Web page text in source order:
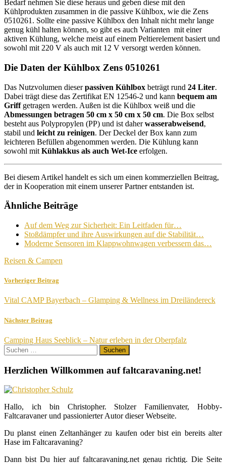
Bedarf nehmen Sie diese heraus und geben diese mit den
Kühlprodukten zusammen in die passive Kühlbox, wie die Zens
0510261. Sollte eine passive Kühlbox den Inhalt nicht mehr lange
genug kühl halten können, so gibt es auch Varianten mit einer
aktiven Kühlung, welche meist auf einem Peltierelement basiert und
sowohl mit 220 V als auch mit 12 V versorgt werden können.
Die Daten der Kühlbox Zens 0510261
Das Nutzvolumen dieserpassiven Kühlbox beträgt rund 24 Liter.
Dabei trägt diese das Zertifikat EN 12546-2 und kann bequem am
Griffgetragen werden. Außen ist die Kühlbox weiß und die
Abmessungen betragen 50 cm x 50 cm x 50 cm. Die Box selbst
besteht aus Polypropylen (PP) und ist daherwasserabweisend,
stabil und leicht zu reinigen. Der Deckel der Box kann zum
leichteren Befüllen abgenommen werden. Die Kühlung kann
sowohl mit Kühlakkus als auch Wet-Ice erfolgen.
Bei diesem Artikel handelt es sich um einen kommerziellen Beitrag,
der in Kooperation mit einem unserer Partner entstanden ist.
Ähnliche Beiträge
Auf dem Weg zur Sicherheit: Ein Leitfaden für…
Stoßdämpfer und ihre Auswirkungen auf die Stabilität…
Moderne Sensoren im Klappwohnwagen verbessern das…
Reisen & Campen
Vorheriger Beitrag
Vital CAMP Bayerbach – Glamping & Wellness im Dreiländereck
Nächster Beitrag
Camping Haus Seeblick – Natur erleben in der Oberpfalz
Suchen
nach:
Herzlichen Willkommen auf faltcaravaning.net!
Hallo, ich bin Christopher. Stolzer Familienvater, Hobby-
Faltcaravaner und passionierter Autor dieser Webseite.
Du planst einen Zeltanhänger zu kaufen oder bist ein bereits alter
Hase im Faltcaravaning?
Dann bist Du hier auf faltcaravaning.net genau richtig. Die Seite